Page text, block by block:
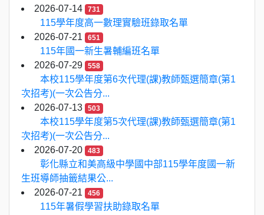
2026-07-14
731
115學年度高一數理實驗班錄取名單
2026-07-21
651
115年國一新生暑輔編班名單
2026-07-29
558
本校115學年度第6次代理(課)教師甄選簡章(第1
次招考)(一次公告分...
2026-07-13
503
本校115學年度第5次代理(課)教師甄選簡章(第1
次招考)(一次公告分...
2026-07-20
483
彰化縣立和美高級中學國中部115學年度國一新
生班導師抽籤結果公...
2026-07-21
456
115年暑假學習扶助錄取名單